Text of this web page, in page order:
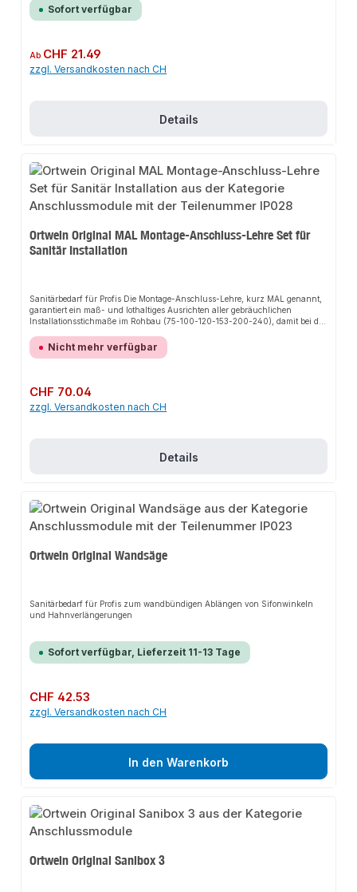
Slim Baustopfen, Montageband und Molch sind separat erhältlich.
Sofort verfügbar
Regulärer Preis:
Ab CHF 21.49
zzgl. Versandkosten nach CH
Details
Ortwein Original MAL Montage-Anschluss-Lehre Set für
Sanitär Installation
Sanitärbedarf für Profis Die Montage-Anschluss-Lehre, kurz MAL genannt,
garantiert ein maß- und lothaltiges Ausrichten aller gebräuchlichen
Installationsstichmaße im Rohbau (75-100-120-153-200-240), damit bei der
Baustelleneinsatz ausgerichtet und daher aus massivem Aluminium und
Edelstahlprofil gefertigt. Zusätzlich wird die Lehre in einem robusten
Schaumstoffeinlagen fixieren die Ortwein-Montage-Anschluss-Lehre für
Baustopfen sind mit verschleißfesten Edelstahl - Gewindeeinsätzen ½ Zoll
Rohrleitungen aus. Die horizontale Ausrichtung der Rohrleitungen erfolgt
Nicht mehr verfügbar
Regulärer Preis:
CHF 70.04
zzgl. Versandkosten nach CH
Details
Ortwein Original Wandsäge
Sanitärbedarf für Profis zum wandbündigen Ablängen von Sifonwinkeln
und Hahnverlängerungen
Sofort verfügbar, Lieferzeit 11-13 Tage
Regulärer Preis:
CHF 42.53
zzgl. Versandkosten nach CH
In den Warenkorb
Ortwein Original Sanibox 3